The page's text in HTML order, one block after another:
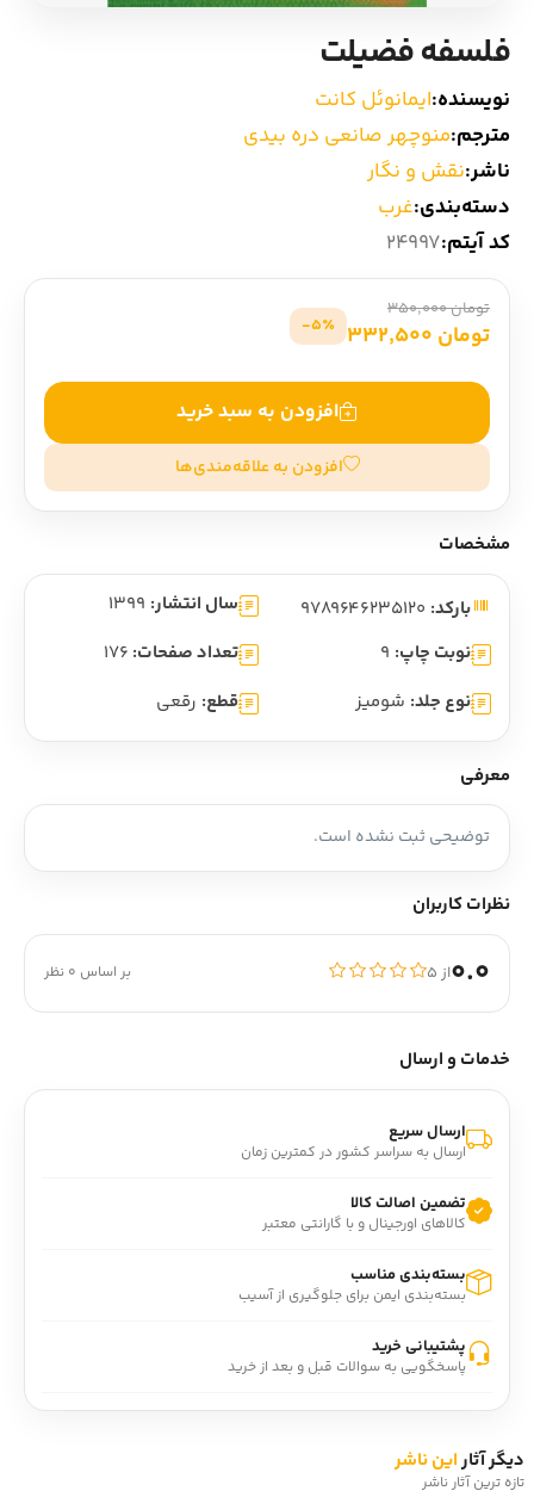
شعر و متون کهن
زندگینامه
فلسفه فضیلت
نویسنده:ایمانوئل کانت
مترجم:منوچهر صانعی دره بیدی
ناشر:نقش و نگار
دسته‌بندی:غرب
کد آیتم:24997
تومان 350,000
تومان 332,500 5٪-
افزودن به سبد خرید
افزودن به علاقه‌مندی‌ها
مشخصات
بارکد: سال انتشار: 1399
نوبت چاپ: 9 تعداد صفحات: 176
نوع جلد: شومیز قطع: رقعی
معرفی
توضیحی ثبت نشده است.
نظرات کاربران
0.0از ۵ بر اساس 0 نظر
خدمات و ارسال
ارسال سریع
ارسال به سراسر کشور در کمترین زمان
تضمین اصالت کالا
کالاهای اورجینال و با گارانتی معتبر
بسته‌بندی مناسب
بسته‌بندی ایمن برای جلوگیری از آسیب
پشتیبانی خرید
پاسخگویی به سوالات قبل و بعد از خرید
دیگر آثاراین ناشر
تازه ترین آثار ناشر